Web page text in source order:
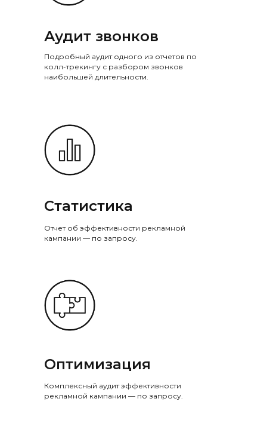
Подробный аудит одного из отчетов по
колл-трекингу с разбором звонков
наибольшей длительности.
Отчет об эффективности рекламной
кампании — по запросу.
Комплексный аудит эффективности
рекламной кампании — по запросу.
Аудит звонков
Статистика
Оптимизация
Что входит
в пакет
размещения: